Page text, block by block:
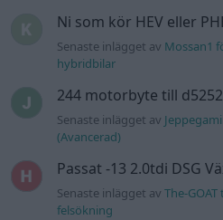
Ni som kör HEV eller
Senaste inlägget av Mossan1
hybridbilar
244 motorbyte till
Senaste inlägget av
(Avancerad)
Passat -13 2.0tdi DSG
Senaste inlägget avThe-
felsökning